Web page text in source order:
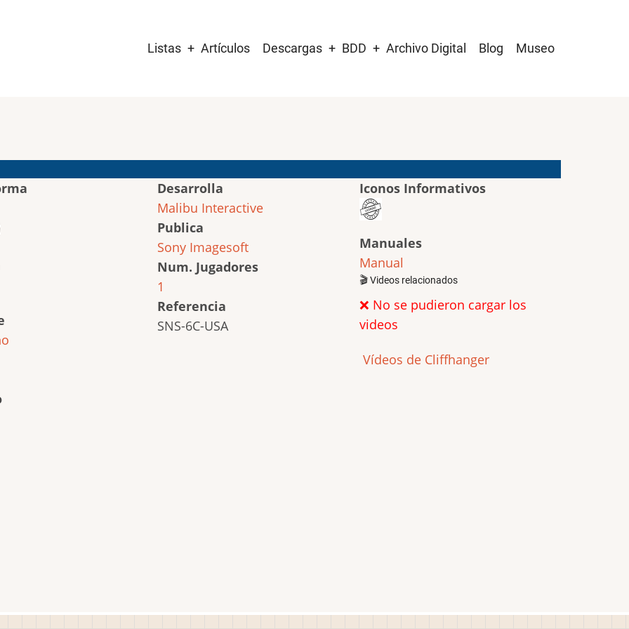
navigation
Listas Artículos Descargas BDD Archivo Digital Blog Museo
Desarrolla
Malibu Interactive
Publica
Sony Imagesoft
Num. Jugadores
1
Referencia
SNS-6C-USA
Iconos Informativos
Manuales
Manual
🎬 Videos relacionados
❌ No se pudieron cargar los
videos
Vídeos de Cliffhanger